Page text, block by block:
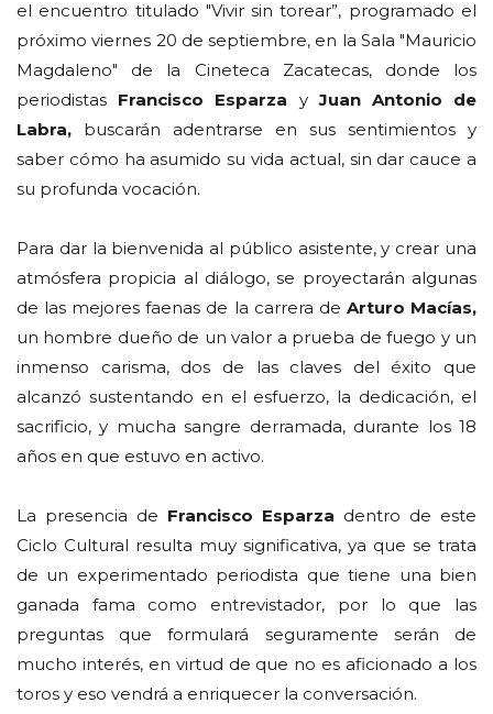
el encuentro titulado "Vivir sin torear”, programado el
próximo viernes 20 de septiembre, en la Sala "Mauricio
Magdaleno" de la Cineteca Zacatecas, donde los
periodistas Francisco Esparza yJuan Antonio de
Labra, buscarán adentrarse en sus sentimientos y
saber cómo ha asumido su vida actual, sin dar cauce a
su profunda vocación.
Para dar la bienvenida al público asistente, y crear una
atmósfera propicia al diálogo, se proyectarán algunas
de las mejores faenas de la carrera de Arturo Macías,
un hombre dueño de un valor a prueba de fuego y un
inmenso carisma, dos de las claves del éxito que
alcanzó sustentando en el esfuerzo, la dedicación, el
sacrificio, y mucha sangre derramada, durante los 18
años en que estuvo en activo.
La presencia de Francisco Esparza dentro de este
Ciclo Cultural resulta muy significativa, ya que se trata
de un experimentado periodista que tiene una bien
ganada fama como entrevistador, por lo que las
preguntas que formulará seguramente serán de
mucho interés, en virtud de que no es aficionado a los
toros y eso vendrá a enriquecer la conversación.